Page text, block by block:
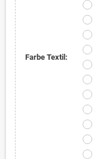
Farbe Textil: